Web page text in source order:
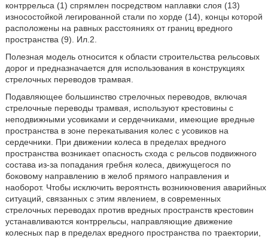
контррельса (1) спрямлен посредством наплавки слоя (13)
износостойкой легированной стали по хорде (14), концы которой
расположены на равных расстояниях от границ вредного
пространства (9). Ил.2.
Полезная модель относится к области строительства рельсовых
дорог и предназначается для использования в конструкциях
стрелочных переводов трамвая.
Подавляющее большинство стрелочных переводов, включая
стрелочные переводы трамвая, используют крестовины с
неподвижными усовиками и сердечниками, имеющие вредные
пространства в зоне перекатывания колес с усовиков на
сердечники. При движении колеса в пределах вредного
пространства возникает опасность схода с рельсов подвижного
состава из-за попадания гребня колеса, движущегося по
боковому направлению в желоб прямого направления и
наоборот. Чтобы исключить вероятнсть возникновения аварийных
ситуаций, связанных с этим явлением, в современных
стрелочных переводах против вредных пространств крестовин
устанавливаются контррельсы, направляющие движение
колесных пар в пределах вредного пространства по траектории,